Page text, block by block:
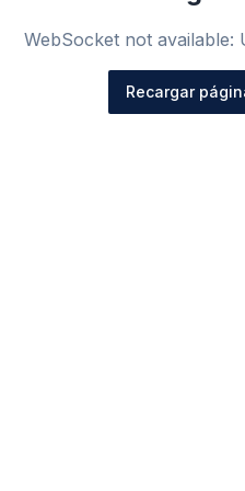
WebSocket not available:
Recargar